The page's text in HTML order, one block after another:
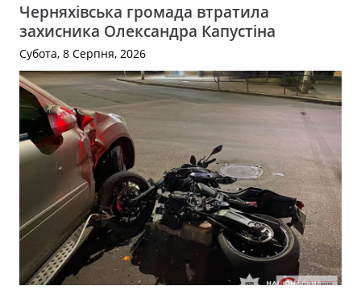
Черняхівська громада втратила
захисника Олександра Капустіна
Субота, 8 Серпня, 2026